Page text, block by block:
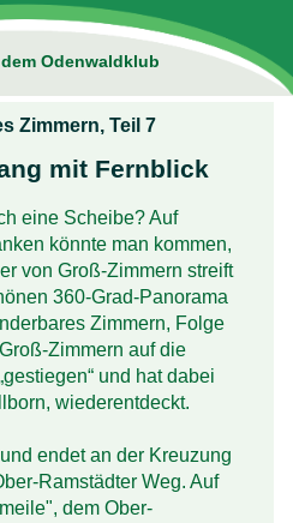
Odenwaldklub
Zimmern, Teil 7
mit Fernblick
eine Scheibe? Auf
könnte man kommen,
von Groß-Zimmern streift
360-Grad-Panorama
Zimmern, Folge
Zimmern auf die
und hat dabei
wiederentdeckt.
endet an der Kreuzung
Ramstädter Weg. Auf
dem Ober-